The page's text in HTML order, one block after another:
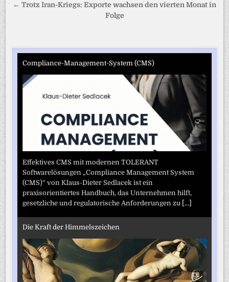
← Trotz Iran-Kriegs: Exporte wachsen den vierten Monat in
Folge
Compliance-Management-System (CMS)
Effektives CMS mit modernen TOLERANT
Softwarelösungen „Compliance Management System
(CMS)“ von Klaus-Dieter Sedlacek ist ein
praxisorientiertes Handbuch, das Unternehmen hilft,
gesetzliche und regulatorische Anforderungen zu [...]
Die Kraft der Himmelszeichen